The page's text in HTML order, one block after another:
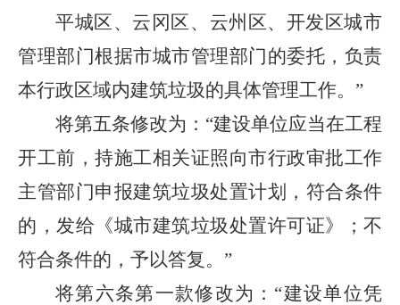
平城区、云冈区、云州区、开发区城市
管理部门根据市城市管理部门的委托，负责
本行政区域内建筑垃圾的具体管理工作。”
将第五条修改为：“建设单位应当在工程
开工前，持施工相关证照向市行政审批工作
主管部门申报建筑垃圾处置计划，符合条件
的，发给《城市建筑垃圾处置许可证》；不
符合条件的，予以答复。”
将第六条第一款修改为：“建设单位凭